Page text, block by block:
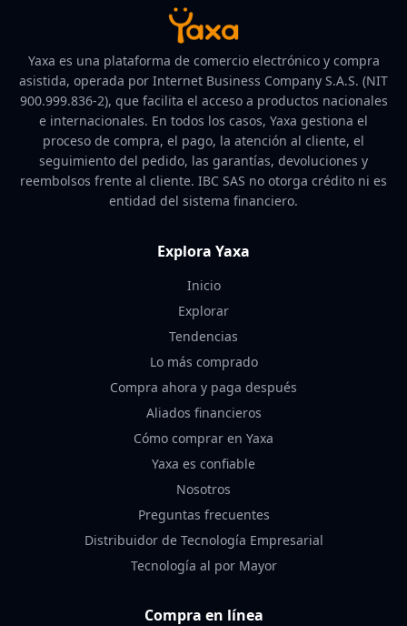
Yaxa es una plataforma de comercio electrónico y compra
asistida, operada por Internet Business Company S.A.S. (NIT
900.999.836-2), que facilita el acceso a productos nacionales
e internacionales. En todos los casos, Yaxa gestiona el
proceso de compra, el pago, la atención al cliente, el
seguimiento del pedido, las garantías, devoluciones y
reembolsos frente al cliente. IBC SAS no otorga crédito ni es
entidad del sistema financiero.
Explora Yaxa
Inicio
Explorar
Tendencias
Lo más comprado
Compra ahora y paga después
Aliados financieros
Cómo comprar en Yaxa
Yaxa es confiable
Nosotros
Preguntas frecuentes
Distribuidor de Tecnología Empresarial
Tecnología al por Mayor
Compra en línea